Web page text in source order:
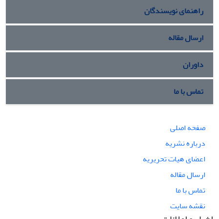
راهنمای نویسندگان
ارسال مقاله
داوران
تماس با ما
صفحه اصلی
درباره نشریه
اعضای هیات تحریریه
ارسال مقاله
تماس با ما
نقشه سایت